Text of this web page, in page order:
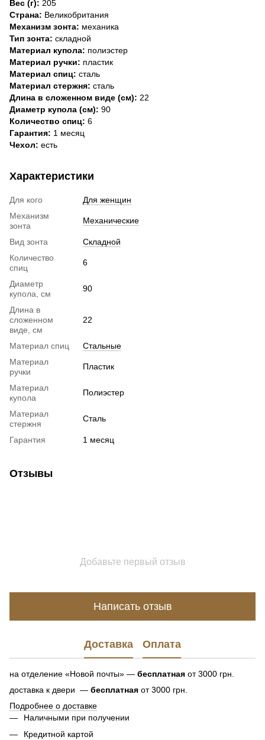
Вес (г): 205
Страна: Великобритания
Механизм зонта: механика
Тип зонта: складной
Материал купола: полиэстер
Материал ручки: пластик
Материал спиц: сталь
Материал стержня: сталь
Длина в сложенном виде (см): 22
Диаметр купола (см): 90
Количество спиц: 6
Гарантия: 1 месяц
Чехол: есть
Характеристики
Для кого
Для женщин
Механизм
зонта
Механические
Вид зонта
Складной
Количество
спиц
6
Диаметр
купола, см
90
Длина в
сложенном
виде, см
22
Материал спиц
Стальные
Материал
ручки
Пластик
Материал
купола
Полиэстер
Материал
стержня
Сталь
Гарантия 1 месяц
Отзывы
Добавьте первый отзыв
Написать отзыв
Доставка Оплата
на отделение «Новой почты» — бесплатная от 3000 грн.
доставка к двери — бесплатная от 3000 грн.
Подробнее о доставке
Наличными при получении
Кредитной картой